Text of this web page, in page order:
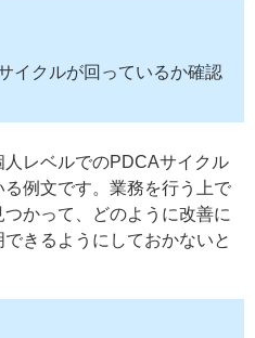
イクルが回っているか確認
レベルでのPDCAサイクル
例文です。業務を行う上で
かって、どのように改善に
きるようにしておかないと